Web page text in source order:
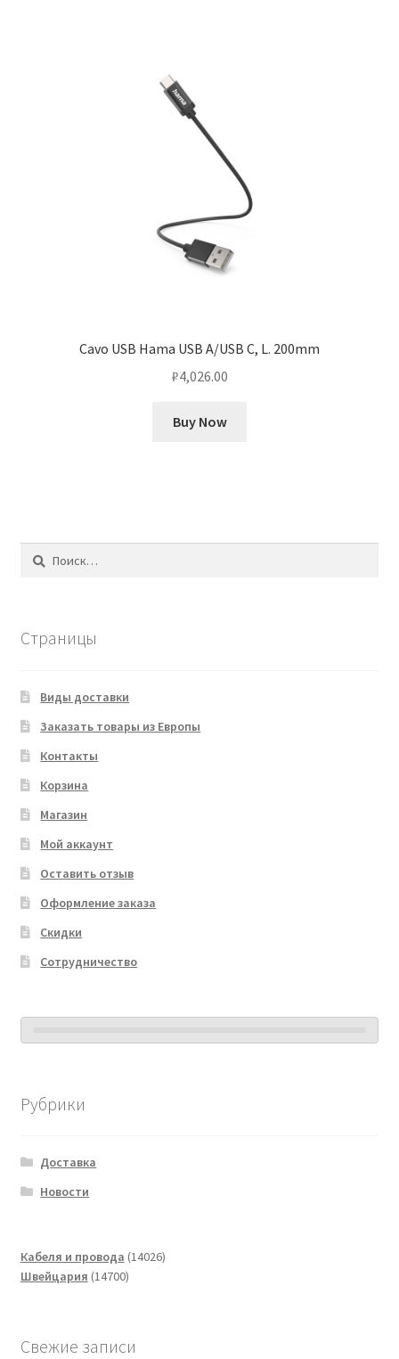
Cavo USB Hama USB A/USB C, L. 200mm
₽4,026.00
Buy Now
Найти:
Страницы
Виды доставки
Заказать товары из Европы
Контакты
Корзина
Магазин
Мой аккаунт
Оставить отзыв
Оформление заказа
Скидки
Сотрудничество
Рубрики
Доставка
Новости
Кабеля и провода 1402614026
Швейцария 1470014700
Свежие записи